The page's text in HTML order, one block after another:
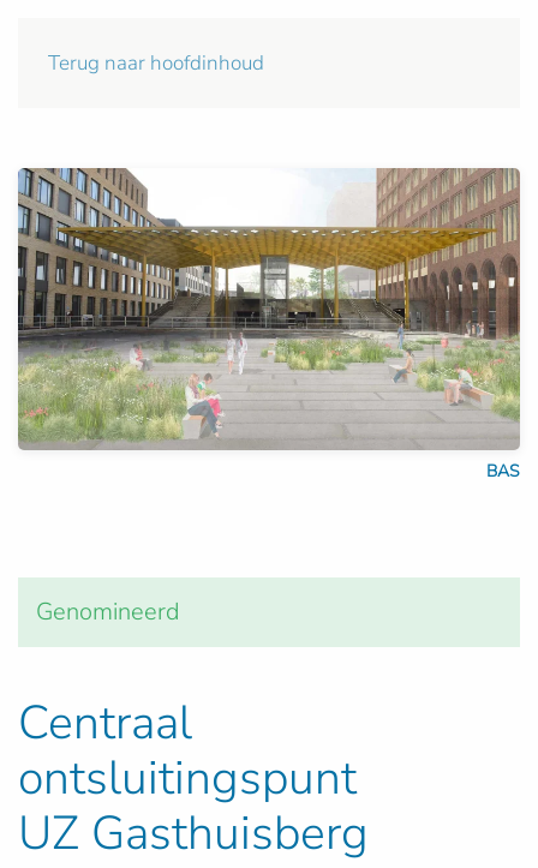
Terug naar hoofdinhoud
BAS
Genomineerd
Centraal
ontsluitingspunt
UZ Gasthuisberg